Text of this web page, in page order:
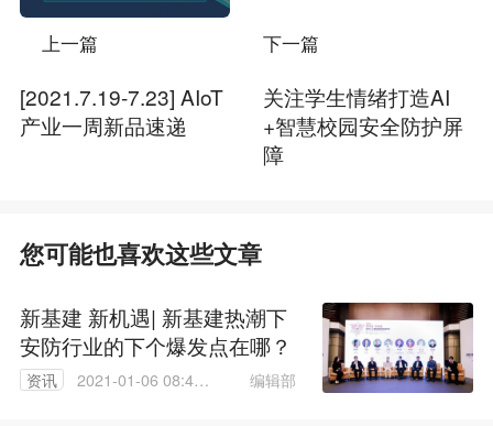
上一篇
[2021.7.19-7.23] AIoT
产业一周新品速递
下一篇
关注学生情绪打造AI
+智慧校园安全防护屏
障
您可能也喜欢这些文章
新基建 新机遇| 新基建热潮下
安防行业的下个爆发点在哪？
资讯
2021-01-06 08:40:
编辑部